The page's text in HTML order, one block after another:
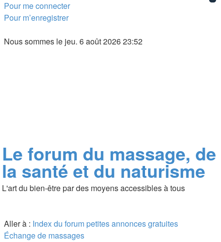
Pour me connecter
Pour m’enregistrer
Nous sommes le jeu. 6 août 2026 23:52
Le forum du massage, de
la santé et du naturisme
L'art du bien-être par des moyens accessibles à tous
Aller à : Index du forum petites annonces gratuites
Échange de massages